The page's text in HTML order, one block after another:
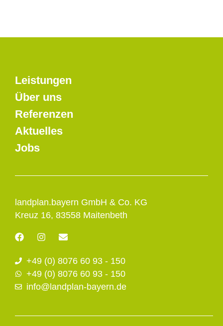
landplan.bayern GmbH & Co. KG
Kreuz 16, 83558 Maitenbeth
F
a
e
b
o
o
I
n
t
a
g
r
E
e
l
o
p
+49 (0) 8076 60 93 - 150
+49 (0) 8076 60 93 - 150
info@landplan-bayern.de
Leistungen
Über uns
Referenzen
Aktuelles
Jobs